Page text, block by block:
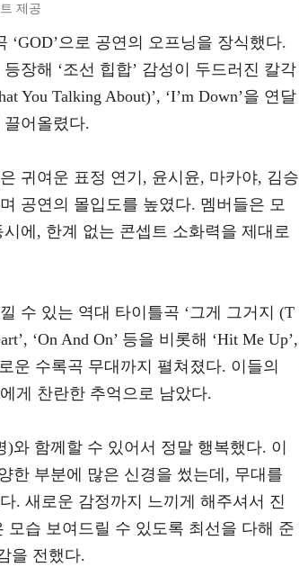
제공
으로 공연의 오프닝을 장식했다.
장해 ‘조선 힙합’ 감성이 두드러진 칼각
You Talking About)’, ‘I’m Down’을 연달
어올렸다.
귀여운 표정 연기, 윤시윤, 마카야, 김승
공연의 몰입도를 높였다. 멤버들은 모
에, 한계 없는 콘셉트 소화력을 제대로
수 있는 역대 타이틀곡 ‘그게 그거지 (T
‘On And On’ 등을 비롯해 ‘Hit Me Up’,
로운 수록곡 무대까지 펼쳐졌다. 이들의
게 찬란한 추억으로 남았다.
와 함께할 수 있어서 정말 행복했다. 이
한 부분에 많은 신경을 썼는데, 무대를
. 새로운 감정까지 느끼게 해주셔서 진
습 보여드릴 수 있도록 최선을 다해 준
을 전했다.